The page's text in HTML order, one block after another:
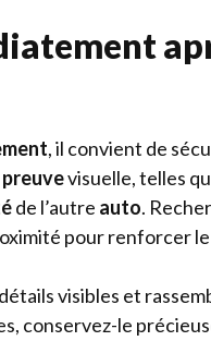
, il convient de
preuvevisuelle, telles
de l’autre auto.
pour renforcer
visibles et
conservez-le